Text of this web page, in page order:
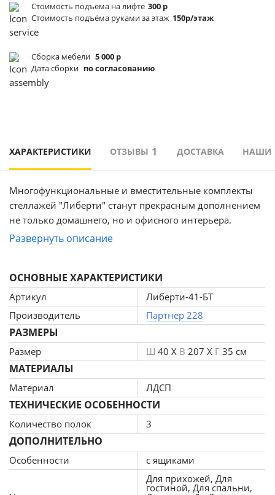
Стоимость подъёма на лифте 300 р
Стоимость подъёма руками за этаж 150р/этаж
Сборка мебели 5 000 р
Дата сборки по согласованию
ХАРАКТЕРИСТИКИ ОТЗЫВЫ 1 ДОСТАВКА НАШИ
Многофункциональные и вместительные комплекты
стеллажей "Либерти" станут прекрасным дополнением
не только домашнего, но и офисного интерьера.
Стеллажи очень удобны в использовании, открытые
выдвижных ящиков и распашных дверок делает
слеллаж более практичным и удобным в
использовании. Все стеллажи "Либерти" комплектуются
задними стенками в тон корпуса изделия.
Развернуть описание
ОСНОВНЫЕ ХАРАКТЕРИСТИКИ
Артикул
Либерти-41-БТ
Производитель
Партнер 228
РАЗМЕРЫ
Размер Ш 40 X В 207 X Г 35 см
МАТЕРИАЛЫ
Материал ЛДСП
ТЕХНИЧЕСКИЕ ОСОБЕННОСТИ
Количество полок 3
ДОПОЛНИТЕЛЬНО
Особенности с ящиками
Для прихожей, Для
гостиной, Для спальни,